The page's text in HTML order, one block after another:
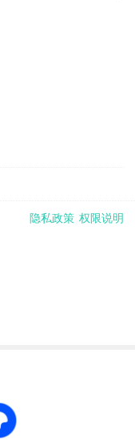
访问网页下载也是可
隐私政策 权限说明